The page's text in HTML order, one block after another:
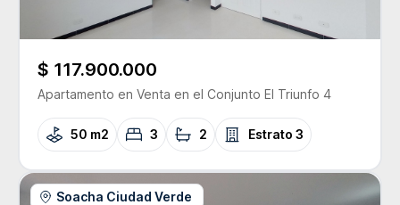
$ 117.900.000
Apartamento en Venta en el Conjunto El Triunfo 4
50 m2 3 2 Estrato 3
Soacha Ciudad Verde